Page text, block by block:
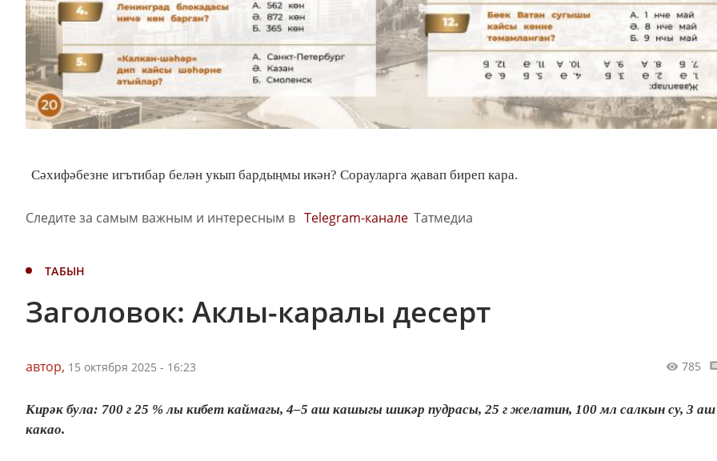
Сәхифәбезне игътибар белән укып бардыңмы икән? Сорауларга җавап биреп кара.
Следите за самым важным и интересным в Telegram-канале Татмедиа
ТАБЫН
Заголовок: Аклы-каралы десерт
автор, 15 октября 2025 - 16:23 785
Кирәк була: 700 г 25 % лы кибет каймагы, 4–5 аш кашыгы шикәр пудрасы, 25 г желатин, 100 мл салкын су, 3
какао.